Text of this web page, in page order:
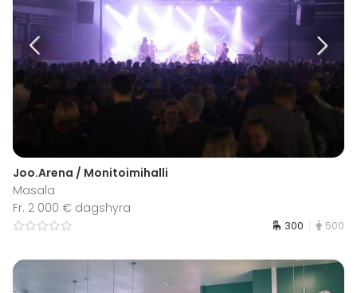
Joo.Arena / Monitoimihalli
Masala
Fr. 2 000 € dagshyra
300 500